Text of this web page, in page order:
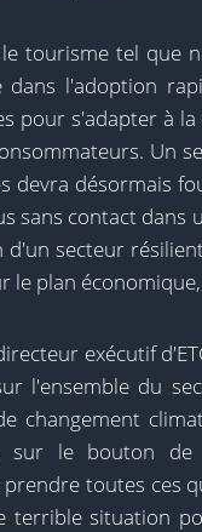
tourisme tel que
dans l'adoption
pour s'adapter à
Un
devra désormais
sans contact dans
d'un secteur
le plan
exécutif
l'ensemble du
changement
sur le bouton
toutes ces
terrible situation